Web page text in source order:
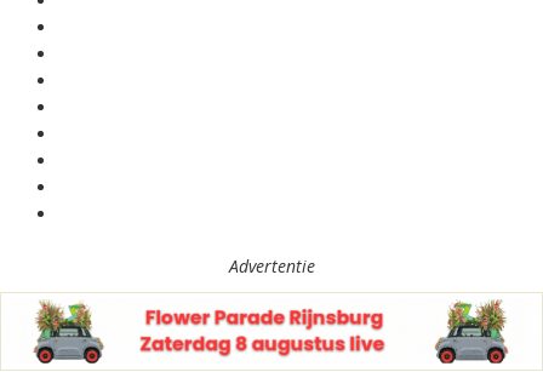
Advertentie